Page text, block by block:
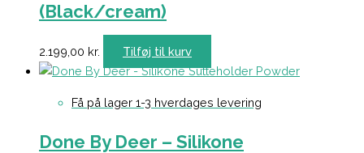
(Black/cream)
2.199,00 kr. Tilføj til kurv
Få på lager 1-3 hverdages levering
Done By Deer – Silikone